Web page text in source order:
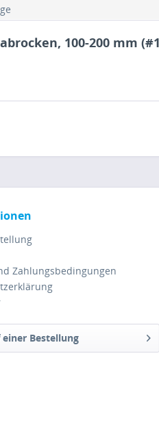
100-200 mm
Zahlungsbedingungen
Bestellung